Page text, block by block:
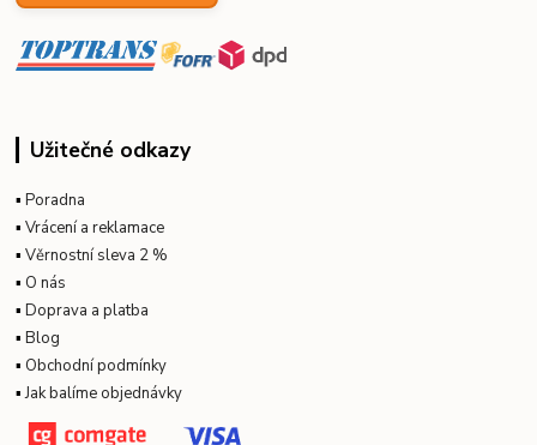
Užitečné odkazy
▪Poradna
▪Vrácení a reklamace
▪Věrnostní sleva 2 %
▪ O nás
▪Doprava a platba
▪Blog
▪ Obchodní podmínky
▪Jak balíme objednávky